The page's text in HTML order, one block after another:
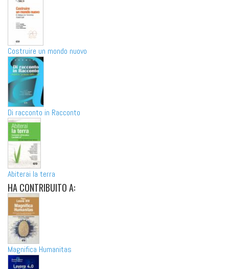
Costruire un mondo nuovo
Di racconto in Racconto
Abiterai la terra
HACONTRIBUITO A:
Magnifica Humanitas